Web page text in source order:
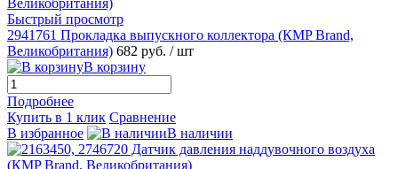
Быстрый просмотр
2941761 Прокладка выпускного коллектора (КMP Brand,
Великобритания) 682 руб. / шт
В корзину
Подробнее
Купить в 1 клик Сравнение
В избранное
В наличии